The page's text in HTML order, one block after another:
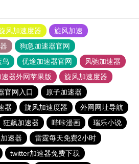
风加速度器
旋风加速
狗急加速器官网
鸟 优途加速器官网
风驰加速器
器外网苹果版
旋风加速度器
官网入口
原子加速器
器 旋风加速度器
外网网址导航
狂飙加速器 哔咔漫画
瑞乐小说
速器
雷霆每天免费2小时
twitter加速器免费下载